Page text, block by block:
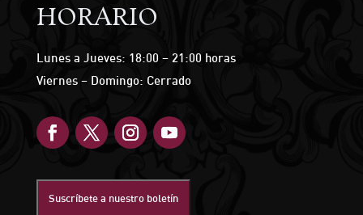
HORARIO
Lunes a Jueves: 18:00 – 21:00 horas
Viernes – Domingo: Cerrado
Suscríbete a nuestro boletín